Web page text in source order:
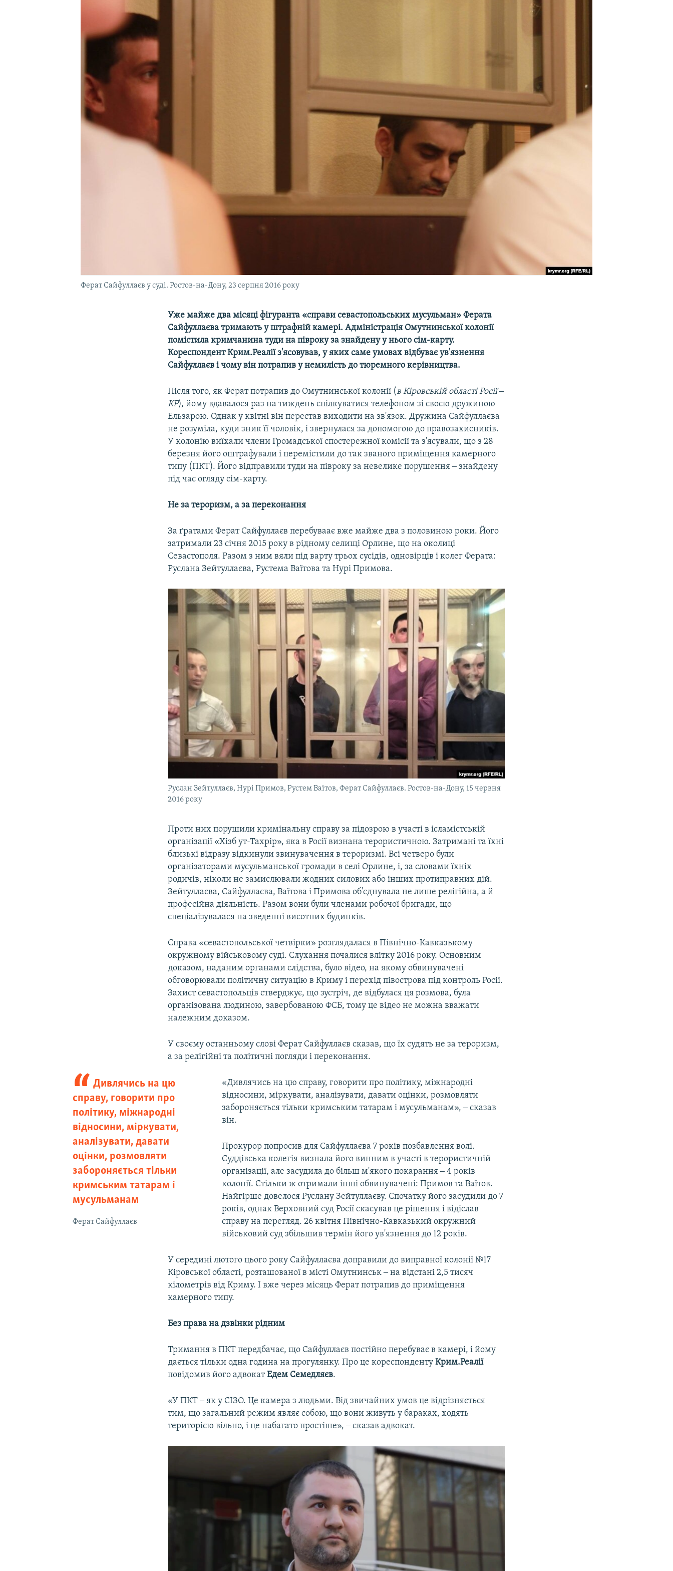
УКРАЇНСЬКА ПРОБЛЕМА КРИМУ
Ферат Сайфуллаєв у суді. Ростов-на-Дону, 23 серпня 2016 року
Уже майже два місяці фігуранта «справи севастопольських мусульман» Ферата
Сайфуллаєва тримають у штрафній камері. Адміністрація Омутнинської колонії
помістила кримчанина туди на півроку за знайдену у нього сім-карту.
Кореспондент Крим.Реалії з'ясовував, у яких саме умовах відбуває ув'язнення
Сайфуллаєв і чому він потрапив у немилість до тюремного керівництва.
Після того, як Ферат потрапив до Омутнинської колонії (в Кіровській області Росії ‒
КР), йому вдавалося раз на тиждень спілкуватися телефоном зі своєю дружиною
Ельзарою. Однак у квітні він перестав виходити на зв'язок. Дружина Сайфуллаєва
не розуміла, куди зник її чоловік, і звернулася за допомогою до правозахисників.
У колонію виїхали члени Громадської спостережної комісії та з'ясували, що з 28
березня його оштрафували і перемістили до так званого приміщення камерного
типу (ПКТ). Його відправили туди на півроку за невелике порушення ‒ знайдену
під час огляду сім-карту.
Не за тероризм, а за переконання
За ґратами Ферат Сайфуллаєв перебуваає вже майже два з половиною роки. Його
затримали 23 січня 2015 року в рідному селищі Орлине, що на околиці
Севастополя. Разом з ним вяли під варту трьох сусідів, одновірців і колег Ферата:
Руслана Зейтуллаєва, Рустема Ваїтова та Нурі Примова.
Руслан Зейтуллаєв, Нурі Примов, Рустем Ваїтов, Ферат Сайфуллаєв. Ростов-на-Дону, 15 червня
2016 року
Проти них порушили кримінальну справу за підозрою в участі в ісламістській
організації «Хізб ут-Тахрір», яка в Росії визнана терористичною. Затримані та їхні
близькі відразу відкинули звинувачення в тероризмі. Всі четверо були
організаторами мусульманської громади в селі Орлине, і, за словами їхніх
родичів, ніколи не замислювали жодних силових або інших протиправних дій.
Зейтуллаєва, Сайфуллаєва, Ваїтова і Примова об'єднувала не лише релігійна, а й
професійна діяльність. Разом вони були членами робочої бригади, що
спеціалізувалася на зведенні висотних будинків.
Справа «севастопольської четвірки» розглядалася в Північно-Кавказькому
окружному військовому суді. Слухання почалися влітку 2016 року. Основним
доказом, наданим органами слідства, було відео, на якому обвинувачені
обговорювали політичну ситуацію в Криму і перехід півострова під контроль Росії.
Захист севастопольців стверджує, що зустріч, де відбулася ця розмова, була
організована людиною, завербованою ФСБ, тому це відео не можна вважати
належним доказом.
У своєму останньому слові Ферат Сайфуллаєв сказав, що їх судять не за тероризм,
а за релігійні та політичні погляди і переконання.
Дивлячись на цю
справу, говорити про
політику, міжнародні
відносини, міркувати,
аналізувати, давати
оцінки, розмовляти
забороняється тільки
кримським татарам і
мусульманам
Ферат Сайфуллаєв
«Дивлячись на цю справу, говорити про політику, міжнародні
відносини, міркувати, аналізувати, давати оцінки, розмовляти
забороняється тільки кримським татарам і мусульманам», ‒ сказав
він.
Прокурор попросив для Сайфуллаєва 7 років позбавлення волі.
Суддівська колегія визнала його винним в участі в терористичній
організації, але засудила до більш м'якого покарання ‒ 4 років
колонії. Стільки ж отримали інші обвинувачені: Примов та Ваїтов.
Найгірше довелося Руслану Зейтуллаєву. Спочатку його засудили до 7
років, однак Верховний суд Росії скасував це рішення і відіслав
справу на перегляд. 26 квітня Північно-Кавказький окружний
військовий суд збільшив термін його ув'язнення до 12 років.
У середині лютого цього року Сайфуллаєва доправили до виправної колонії №17
Кіровської області, розташованої в місті Омутнинськ ‒ на відстані 2,5 тисяч
кілометрів від Криму. І вже через місяць Ферат потрапив до приміщення
камерного типу.
Без права на дзвінки рідним
Тримання в ПКТ передбачає, що Сайфуллаєв постійно перебуває в камері, і йому
дається тільки одна година на прогулянку. Про це кореспондентуКрим.Реалії
повідомив його адвокатЕдем Семедляєв.
«У ПКТ ‒ як у СІЗО. Це камера з людьми. Від звичайних умов це відрізняється
тим, що загальний режим являє собою, що вони живуть у бараках, ходять
територією вільно, і це набагато простіше», ‒ сказав адвокат.